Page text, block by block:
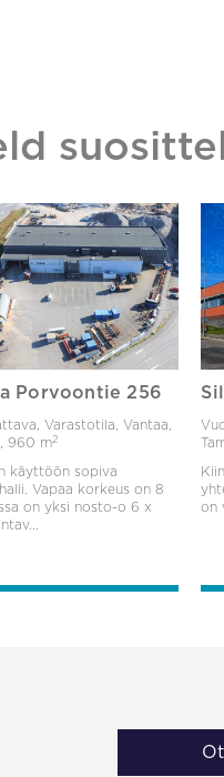
Porvoontie 256
Varastotila, Vantaa,
960 m2
käyttöön sopiva
Vapaa korkeus on 8
on yksi nosto-o 6 x
on